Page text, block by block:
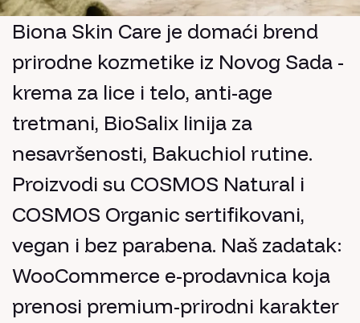
Biona Skin Care je domaći brend
prirodne kozmetike iz Novog Sada -
krema za lice i telo, anti-age
tretmani, BioSalix linija za
nesavršenosti, Bakuchiol rutine.
Proizvodi su COSMOS Natural i
COSMOS Organic sertifikovani,
vegan i bez parabena. Naš zadatak:
WooCommerce e-prodavnica koja
prenosi premium-prirodni karakter